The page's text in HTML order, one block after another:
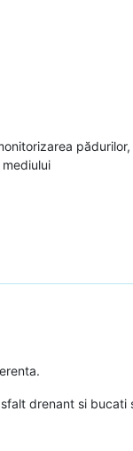
drenant si